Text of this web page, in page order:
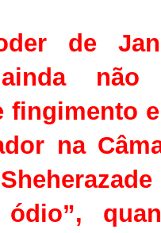
de
ainda
fingimento
na